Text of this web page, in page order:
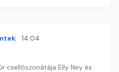
14:04
csellószonátája Elly Ney és